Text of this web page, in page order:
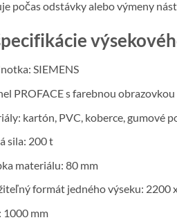
počas odstávky alebo výmeny
SIEMENS
PROFACE s farebnou
kartón, PVC, koberce, gumové
sila: 200 t
materiálu: 80 mm
formát jedného výseku: 2200
1000 mm